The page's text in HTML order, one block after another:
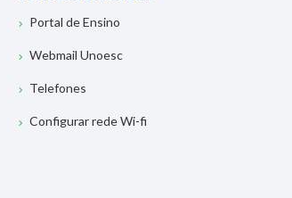
Portal de Ensino
Webmail Unoesc
Telefones
Configurar rede Wi-fi